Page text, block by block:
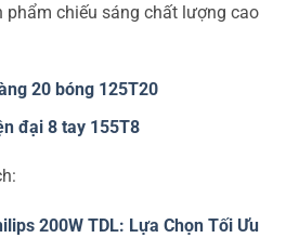
phẩm chiếu sáng chất lượng cao
20 bóng 125T20
đại 8 tay 155T8
200W TDL: Lựa Chọn Tối Ưu